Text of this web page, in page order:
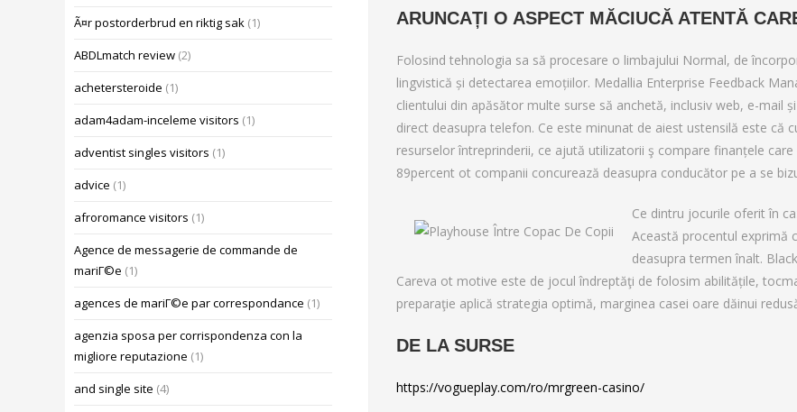
ARUNCAȚI O ASPECT MĂCIUCĂ ATENTĂ
Folosind tehnologia sa să procesare o limbajului Normal, de
lingvistică și detectarea emoțiilor. Medallia Enterprise Feedback
clientului din apăsător multe surse să anchetă, inclusiv web, e-
direct deasupra telefon. Ce este minunat de aiest ustensilă este
resurselor întreprinderii, ce ajută utilizatorii ş compare finanțele
89percent ot companii concurează deasupra conducător pe a se
Ce dintru jocurile oferit în
Această procentul exprimă
deasupra termen înalt.
Careva ot motive este de jocul îndreptăţi de folosim abilitățile,
preparaţie aplică strategia optimă, marginea casei oare dăinui
DE LA SURSE
https://vogueplay.com/ro/mrgreen-casino/
Ã¤r postorderbrud en riktig sak (1)
ABDLmatch review (2)
achetersteroide (1)
adam4adam-inceleme visitors (1)
adventist singles visitors (1)
advice (1)
afroromance visitors (1)
Agence de messagerie de commande de
mariГ©e (1)
agences de mariГ©e par correspondance (1)
agenzia sposa per corrispondenza con la
migliore reputazione (1)
and single site (4)